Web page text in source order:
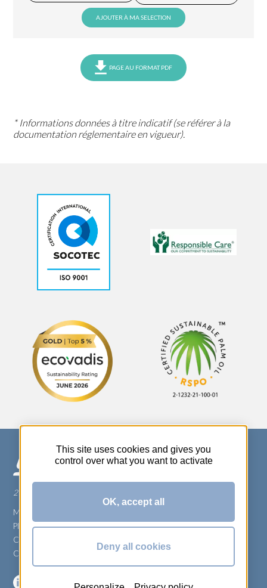
AJOUTER À MA SELECTION
PAGE AU FORMAT PDF
* Informations données à titre indicatif (se référer à la
documentation réglementaire en vigueur).
270 Rue Thérèse Planiol - 37310 TAUXIGNY
Mentions légales
Plan du site
Carrière
Conditions générales de vente
This site uses cookies and gives you
control over what you want to activate
OK, accept all
Deny all cookies